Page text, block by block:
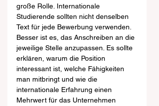
große Rolle. Internationale
Studierende sollten nicht denselben
Text für jede Bewerbung verwenden.
Besser ist es, das Anschreiben an die
jeweilige Stelle anzupassen. Es sollte
erklären, warum die Position
interessant ist, welche Fähigkeiten
man mitbringt und wie die
internationale Erfahrung einen
Mehrwert für das Unternehmen